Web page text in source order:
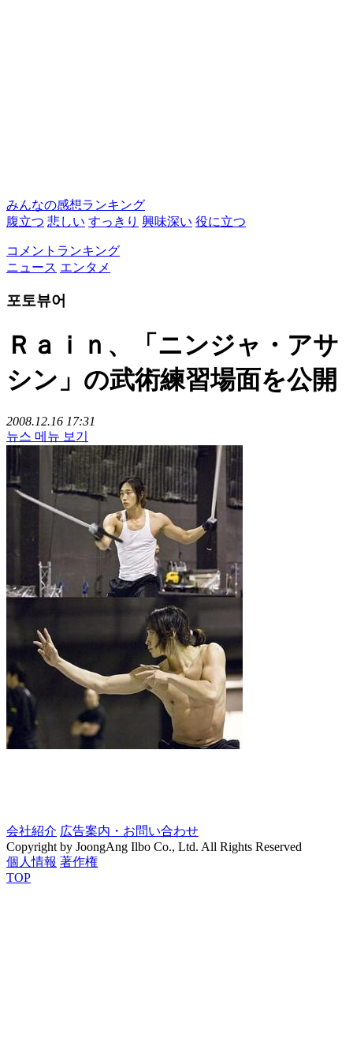
みんなの感想ランキング
腹立つ 悲しい すっきり 興味深い 役に立つ
コメントランキング
ニュース エンタメ
포토뷰어
Ｒａｉｎ、「ニンジャ・アサ
シン」の武術練習場面を公開
2008.12.16 17:31
뉴스 메뉴 보기
会社紹介 広告案内・お問い合わせ
Copyright by JoongAng Ilbo Co., Ltd. All Rights Reserved
個人情報 著作権
TOP